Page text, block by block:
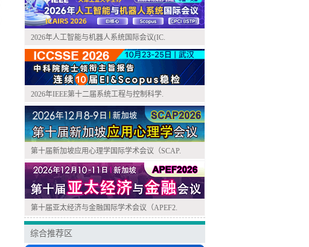
2026年人工智能与机器人系统国际会议(IC.
2026年IEEE第十二届系统工程与控制科学.
第十届新加坡应用心理学国际学术会议（SCAP.
第十届亚太经济与金融国际学术会议（APEF2.
综合推荐区